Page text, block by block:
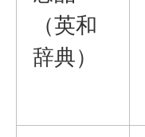
（英和
辞典）